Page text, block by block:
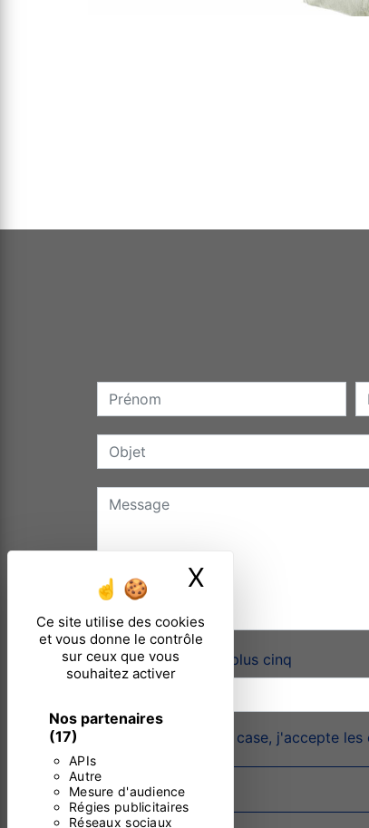
Ce site utilise des cookies
et vous donne le contrôle
sur ceux que vous
souhaitez activer
Nos partenaires
(17)
APIs
Autre
Mesure d'audience
Régies publicitaires
Réseaux sociaux
X
Combien font neuf plus cinq
En cochant cette case, j'accepte